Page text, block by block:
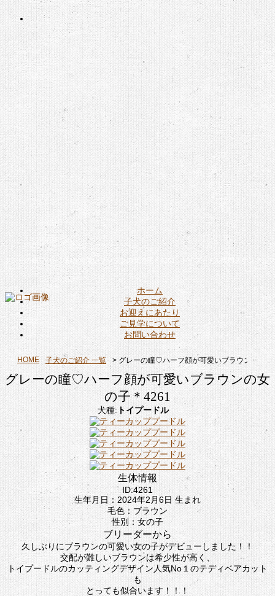
グレーの瞳♡ハーフ顔が可愛いブラウンの女の子＊4261 : トイプードル専門店ケンネル
ホーム
子犬のご紹介
お迎えにあたり
ご見学について
お問い合わせ
HOME 子犬のご紹介 一覧 > グレーの瞳♡ハーフ顔が可愛いブラウンの女
...
グレーの瞳♡ハーフ顔が可愛いブラウンの女
の子＊4261
犬種:トイプードル
生体情報
ID:4261
生年月日：2024年2月6日 生まれ
毛色：ブラウン
性別：女の子
ブリーダーから
久しぶりにブラウンの可愛い女の子がデビューしました！！
交配が難しいブラウンは希少性が高く、
トイプードルのカッティングデザイン人気No１のテディベアカット
も
とっても似合います！！！